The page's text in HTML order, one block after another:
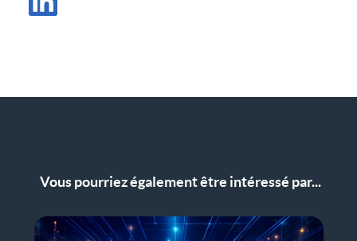
Vous pourriez également être intéressé par...